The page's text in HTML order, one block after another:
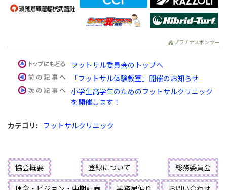
プラチナスポンサー
フットサル委員会のトップへ
「フットサル体験教室」開催のお知らせ
小学生高学年のためのフットサルクリニック
を開催します！
カテゴリ : フットサルクリニック
協会概要 登録について 総務委員会